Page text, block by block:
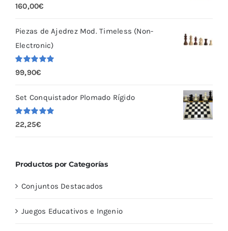
Valorado
5.00
160,00€
Piezas de Ajedrez Mod. Timeless (Non-
Electronic)
Valorado
con
99,90€
Set Conquistador Plomado Rígido
Valorado
con
22,25€
Productos por Categorías
Conjuntos Destacados
Juegos Educativos e Ingenio